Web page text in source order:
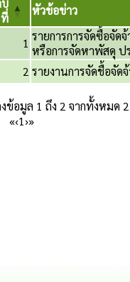
ที่
หัวข้อข่าว
1 รายการการจัดซื้อจัด
หรือการจัดหาพัสดุ
2 รายงานการจัดชื้อจั
ข้อมูล 1 ถึง 2 จากทั้งหมด 2
«‹1›»